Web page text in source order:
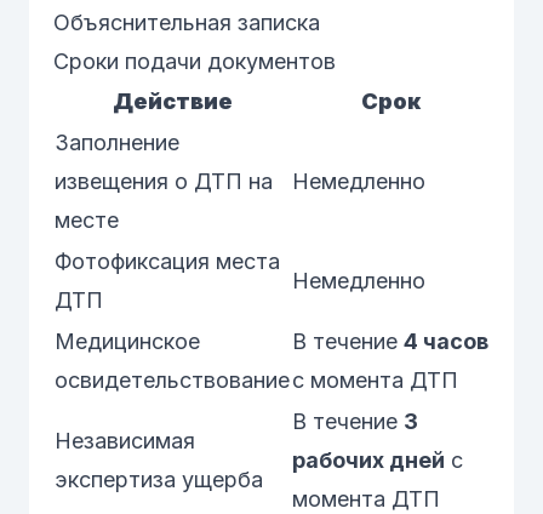
Объяснительная записка
Сроки подачи документов
Действие
Срок
Заполнение
извещения о ДТП на
месте
Немедленно
Фотофиксация места
ДТП
Немедленно
Медицинское
освидетельствование
В течение 4 часов
с момента ДТП
Независимая
экспертиза ущерба
В течение 3
рабочих дней с
момента ДТП